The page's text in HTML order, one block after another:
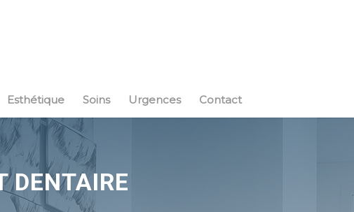
Esthétique Soins Urgences Contact
DENTAIRE